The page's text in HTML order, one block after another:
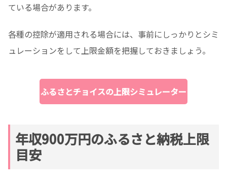
ている場合があります。
各種の控除が適用される場合には、事前にしっかりとシミ
ュレーションをして上限金額を把握しておきましょう。
ふるさとチョイスの上限シミュレーター
年収900万円のふるさと納税上限
目安